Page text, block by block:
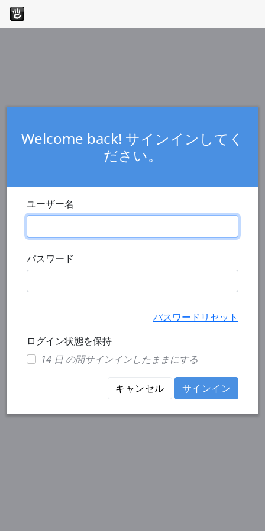
Welcome back! サインインしてく
ださい。
ユーザー名
パスワード
パスワードリセット
ログイン状態を保持
14 日 の間サインインしたままにする
キャンセル サインイン